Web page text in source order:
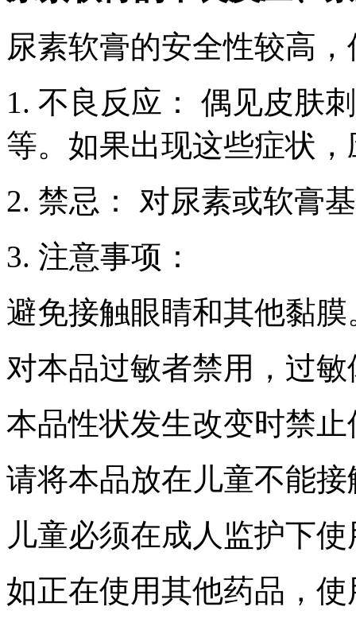
尿素软膏的安全性较高
1. 不良反应： 偶见皮肤
等。如果出现这些症状
2. 禁忌： 对尿素或软膏
3. 注意事项：
避免接触眼睛和其他黏膜
对本品过敏者禁用，过
本品性状发生改变时禁止
请将本品放在儿童不能
儿童必须在成人监护下使
如正在使用其他药品，